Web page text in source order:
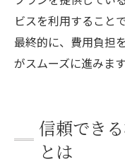
ビスを利用すること
最終的に、費用負担
がスムーズに進みます
信頼でき
とは